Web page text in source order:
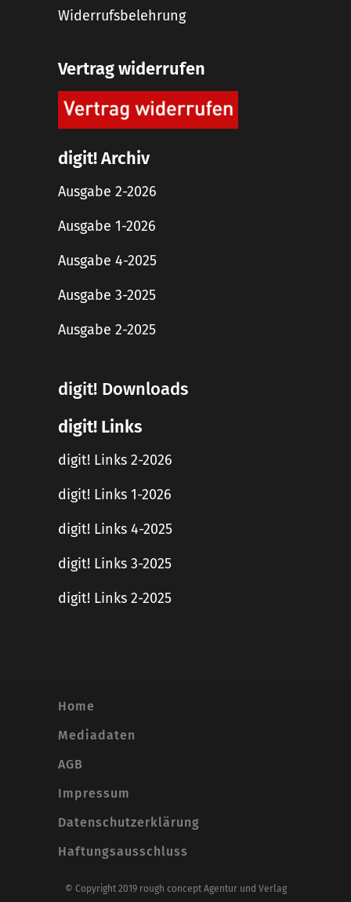
Widerrufsbelehrung
Vertrag widerrufen
digit! Archiv
Ausgabe 2-2026
Ausgabe 1-2026
Ausgabe 4-2025
Ausgabe 3-2025
Ausgabe 2-2025
digit! Downloads
digit! Links
digit! Links 2-2026
digit! Links 1-2026
digit! Links 4-2025
digit! Links 3-2025
digit! Links 2-2025
Home
Mediadaten
AGB
Impressum
Datenschutzerklärung
Haftungsausschluss
© Copyright 2019 rough concept Agentur und Verlag